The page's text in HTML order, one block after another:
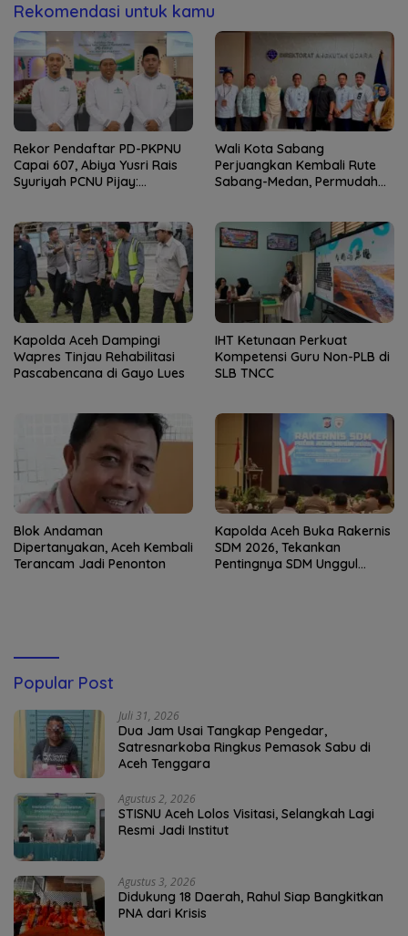
Rekomendasi untuk kamu
Rekor Pendaftar PD-PKPNU
Capai 607, Abiya Yusri Rais
Syuriyah PCNU Pijay:
Wali Kota Sabang
Perjuangkan Kembali Rute
Sabang-Medan, Permudah
Kapolda Aceh Dampingi
Wapres Tinjau Rehabilitasi
Pascabencana di Gayo Lues
IHT Ketunaan Perkuat
Kompetensi Guru Non-PLB di
SLB TNCC
Blok Andaman
Dipertanyakan, Aceh Kembali
Terancam Jadi Penonton
Kapolda Aceh Buka Rakernis
SDM 2026, Tekankan
Pentingnya SDM Unggul
Popular Post
Juli 31, 2026
Dua Jam Usai Tangkap Pengedar,
Satresnarkoba Ringkus Pemasok Sabu di
Aceh Tenggara
Agustus 2, 2026
STISNU Aceh Lolos Visitasi, Selangkah Lagi
Resmi Jadi Institut
Agustus 3, 2026
Didukung 18 Daerah, Rahul Siap Bangkitkan
PNA dari Krisis